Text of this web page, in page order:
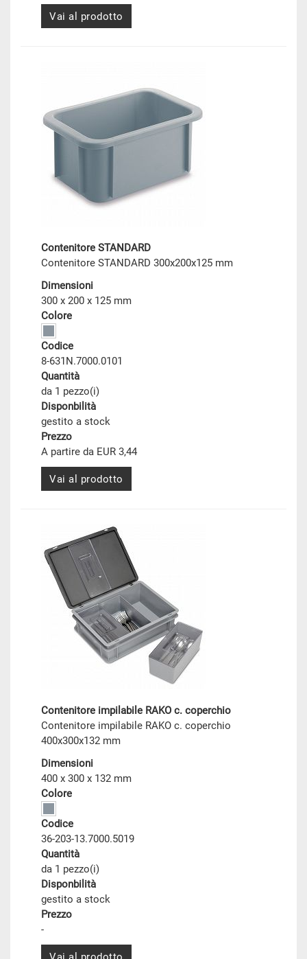
Vai al prodotto
Contenitore STANDARD
Contenitore STANDARD 300x200x125 mm
Dimensioni
300 x 200 x 125 mm
Colore
Codice
8-631N.7000.0101
Quantità
da 1 pezzo(i)
Disponbilità
gestito a stock
Prezzo
A partire da EUR 3,44
Vai al prodotto
Contenitore impilabile RAKO c. coperchio
Contenitore impilabile RAKO c. coperchio
400x300x132 mm
Dimensioni
400 x 300 x 132 mm
Colore
Codice
36-203-13.7000.5019
Quantità
da 1 pezzo(i)
Disponbilità
gestito a stock
Prezzo
-